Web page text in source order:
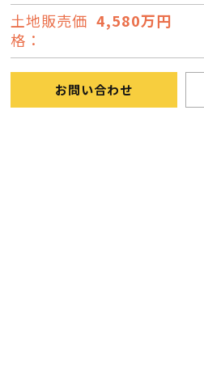
断熱・気密性能と快適性
長期優良住宅
土地販売価
格：
4,580万円
お問い合わせ